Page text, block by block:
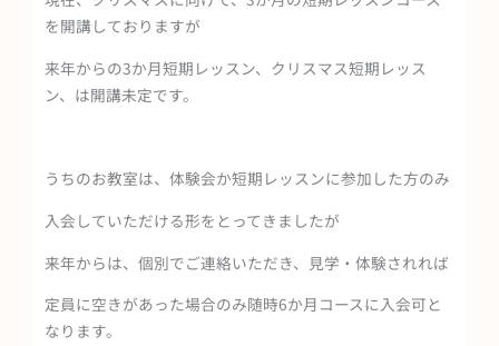
を開講しておりますが
来年からの3か月短期レッスン、クリスマス短期レッス
ン、は開講未定です。
うちのお教室は、体験会か短期レッスンに参加した方のみ
入会していただける形をとってきましたが
来年からは、個別でご連絡いただき、見学・体験されれば
定員に空きがあった場合のみ随時6か月コースに入会可と
なります。